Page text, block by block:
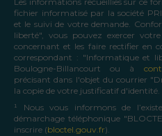
fichier informatisé par la société
et le suivi de votre demande.
liberté", vous pouvez exercer
concernant et les faire rectifier en
correspondant : "Informatique et
Boulogne-Billancourt ou à
précisant dans l'objet du courrier
la copie de votre justificatif d'identité.
¹ Nous vous informons de
démarchage téléphonique
inscrire (bloctel.gouv.fr).